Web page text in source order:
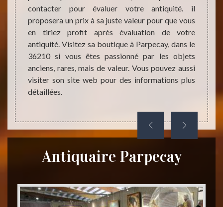
un
Si
il
que
le
contacter pour évaluer votre antiquité. il
proposera un prix à sa juste valeur pour que vous
en tiriez profit après évaluation de votre
antiquité. Visitez sa boutique à Parpecay, dans le
36210 si vous êtes passionné par les objets
anciens, rares, mais de valeur. Vous pouvez aussi
visiter son site web pour des informations plus
détaillées.
le
peut
sa
Antiquaire Parpecay